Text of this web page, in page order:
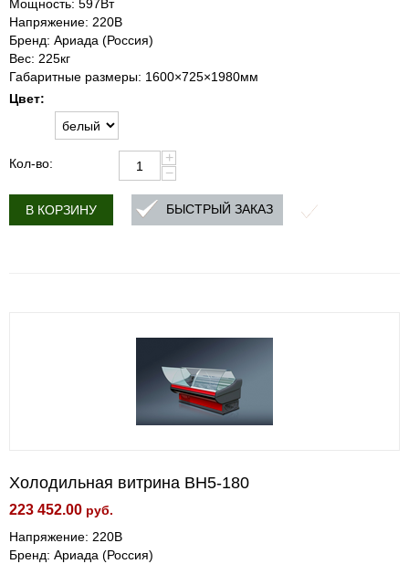
Мощность: 597Вт
Напряжение: 220В
Бренд: Ариада (Россия)
Вес: 225кг
Габаритные размеры: 1600×725×1980мм
Цвет:
Кол-во:
+
−
В КОРЗИНУ БЫСТРЫЙ ЗАКАЗ
Холодильная витрина ВН5-180
223 452.00 руб.
Напряжение: 220В
Бренд: Ариада (Россия)